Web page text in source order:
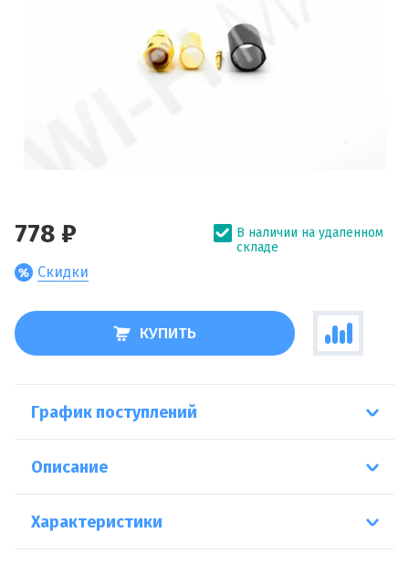
778 ₽
Скидки
В наличии на удаленном
складе
КУПИТЬ
График поступлений
Описание
Характеристики